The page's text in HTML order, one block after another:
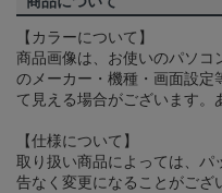
【カラーについて】
商品画像は、お使いのパソコ
のメーカー・機種・画面設定
て見える場合がございます。
【仕様について】
取り扱い商品によっては、パ
告なく変更になることがござ